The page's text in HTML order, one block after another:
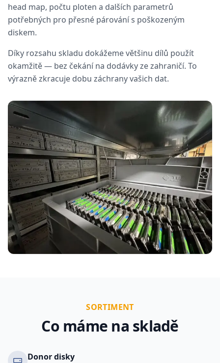
head map, počtu ploten a dalších parametrů
potřebných pro přesné párování s poškozeným
diskem.
Díky rozsahu skladu dokážeme většinu dílů použít
okamžitě — bez čekání na dodávky ze zahraničí. To
výrazně zkracuje dobu záchrany vašich dat.
SORTIMENT
Co máme na skladě
Donor disky